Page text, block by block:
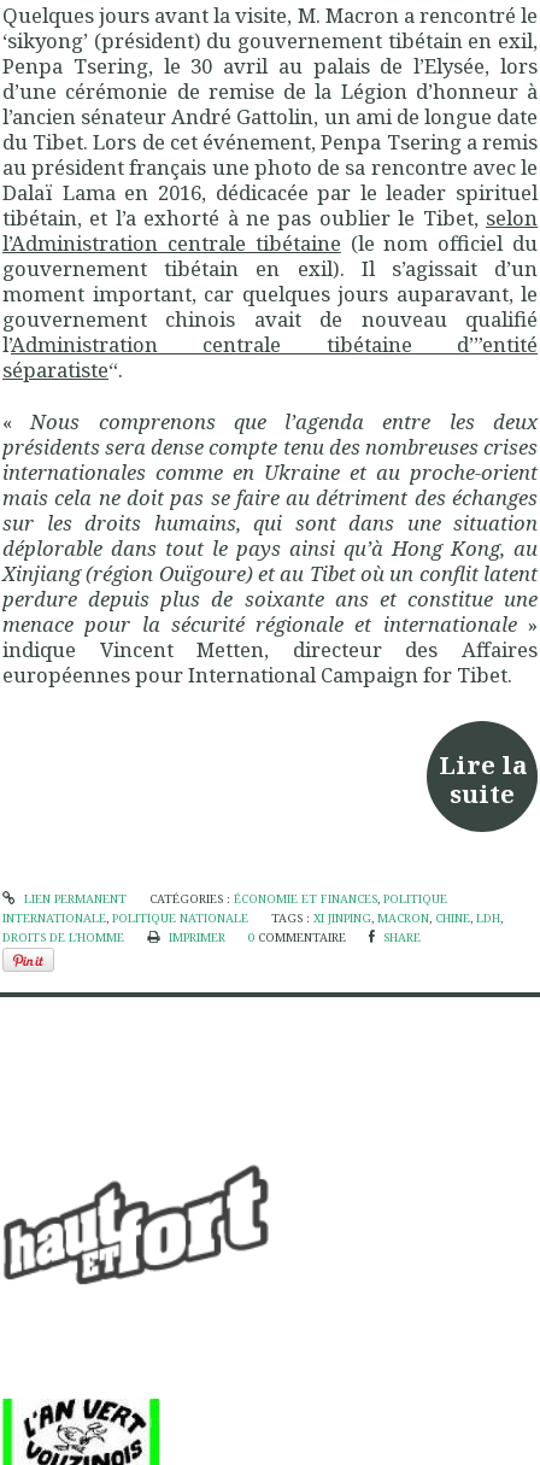
Quelques jours avant la visite, M. Macron a rencontré le
‘sikyong’ (président) du gouvernement tibétain en exil,
Penpa Tsering, le 30 avril au palais de l’Elysée, lors
d’une cérémonie de remise de la Légion d’honneur à
l’ancien sénateur André Gattolin, un ami de longue date
du Tibet. Lors de cet événement, Penpa Tsering a remis
au président français une photo de sa rencontre avec le
Dalaï Lama en 2016, dédicacée par le leader spirituel
tibétain, et l’a exhorté à ne pas oublier le Tibet, selon
l’Administration centrale tibétaine (le nom officiel du
gouvernement tibétain en exil). Il s’agissait d’un
moment important, car quelques jours auparavant, le
gouvernement chinois avait de nouveau qualifié
l’Administration centrale tibétaine d’”entité
séparatiste“.
« Nous comprenons que l’agenda entre les deux
présidents sera dense compte tenu des nombreuses crises
internationales comme en Ukraine et au proche-orient
mais cela ne doit pas se faire au détriment des échanges
sur les droits humains, qui sont dans une situation
déplorable dans tout le pays ainsi qu’à Hong Kong, au
Xinjiang (région Ouïgoure) et au Tibet où un conflit latent
perdure depuis plus de soixante ans et constitue une
menace pour la sécurité régionale et internationale»
indique Vincent Metten, directeur des Affaires
européennes pour International Campaign for Tibet.
Lire la
suite
LIEN PERMANENT CATÉGORIES : ÉCONOMIE ET FINANCES, POLITIQUE
INTERNATIONALE, POLITIQUE NATIONALE TAGS :XI JINPING,MACRON, CHINE,LDH,
DROITS DE L'HOMME
IMPRIMER 0 COMMENTAIRE SHARE